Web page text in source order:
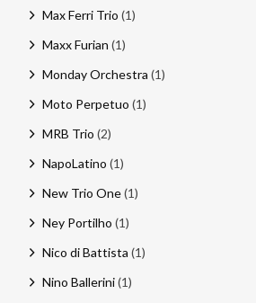
Max Ferri Trio (1)
Maxx Furian (1)
Monday Orchestra (1)
Moto Perpetuo (1)
MRB Trio (2)
NapoLatino (1)
New Trio One(1)
Ney Portilho (1)
Nico di Battista (1)
Nino Ballerini(1)